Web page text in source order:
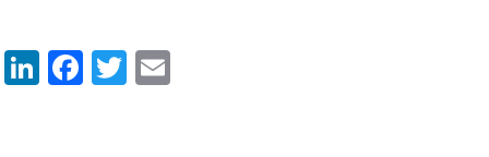
LinkedIn
Facebook
Twitter